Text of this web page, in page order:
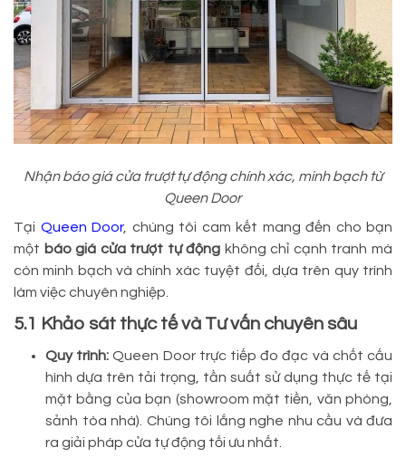
Nhận báo giá cửa trượt tự động chính xác, minh bạch từ
Queen Door
Tại Queen Door, chúng tôi cam kết mang đến cho bạn
một báo giá cửa trượt tự động không chỉ cạnh tranh mà
còn minh bạch và chính xác tuyệt đối, dựa trên quy trình
làm việc chuyên nghiệp.
5.1 Khảo sát thực tế và Tư vấn chuyên sâu
Quy trình: Queen Door trực tiếp đo đạc và chốt cấu
hình dựa trên tải trọng, tần suất sử dụng thực tế tại
mặt bằng của bạn (showroom mặt tiền, văn phòng,
sảnh tòa nhà). Chúng tôi lắng nghe nhu cầu và đưa
ra giải pháp cửa tự động tối ưu nhất.